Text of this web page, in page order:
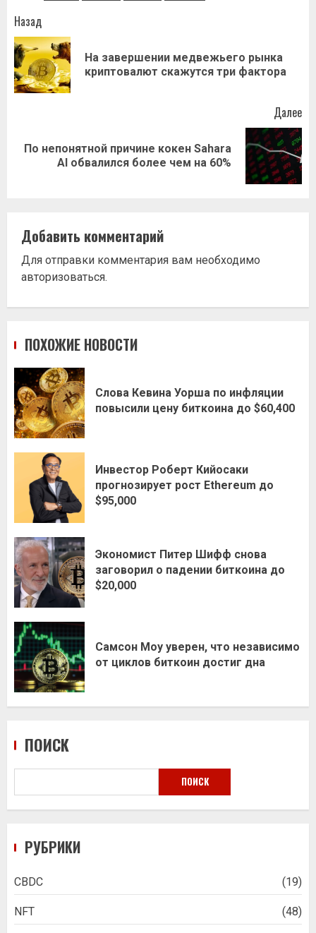
Навигация
записи
Назад
На завершении медвежьего рынка
криптовалют скажутся три фактора
Далее
Следующая
По непонятной причине кокен Sahara
AI обвалился более чем на 60%
Добавить комментарий
Для отправки комментария вам необходимо
авторизоваться.
ПОХОЖИЕ НОВОСТИ
Слова Кевина Уорша по инфляции
повысили цену биткоина до $60,400
Инвестор Роберт Кийосаки
прогнозирует рост Ethereum до
$95,000
Экономист Питер Шифф снова
заговорил о падении биткоина до
$20,000
Самсон Моу уверен, что независимо
от циклов биткоин достиг дна
ПОИСК
ПОИСК
РУБРИКИ
CBDC (19)
NFT (48)